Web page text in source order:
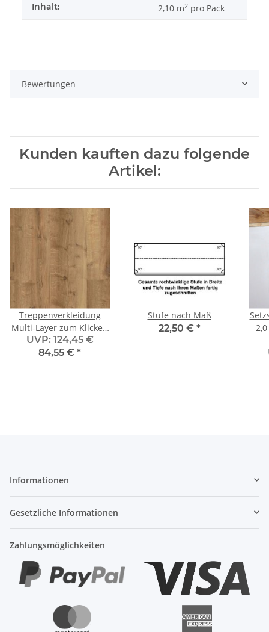
Inhalt: 2,10 m2 pro Pack
Bewertungen
Kunden kauften dazu folgende
Artikel:
Treppenverkleidung
Multi-Layer zum Klicken
0,3 mm Nutzschicht,
Winkel: Überschub, XL
UVP: 124,45 €
84,55 € *
Stufe nach Maß
22,50 € *
Informationen
Gesetzliche Informationen
Zahlungsmöglichkeiten